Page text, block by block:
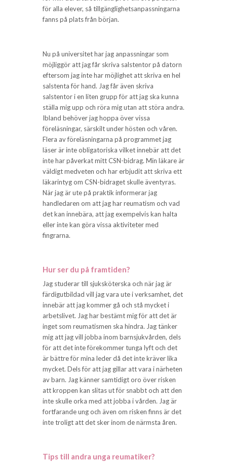
för alla elever, så tillgänglighetsanpassningarna
fanns på plats från början.
Nu på universitet har jag anpassningar som
möjliggör att jag får skriva salstentor på datorn
eftersom jag inte har möjlighet att skriva en hel
salstenta för hand. Jag får även skriva
salstentor i en liten grupp för att jag ska kunna
ställa mig upp och röra mig utan att störa andra.
Ibland behöver jag hoppa över vissa
föreläsningar, särskilt under hösten och våren.
Flera av föreläsningarna på programmet jag
läser är inte obligatoriska vilket innebär att det
inte har påverkat mitt CSN-bidrag. Min läkare är
väldigt medveten och har erbjudit att skriva ett
läkarintyg om CSN-bidraget skulle äventyras.
När jag är ute på praktik informerar jag
handledaren om att jag har reumatism och vad
det kan innebära, att jag exempelvis kan halta
eller inte kan göra vissa aktiviteter med
fingrarna.
Hur ser du på framtiden?
Jag studerar till sjuksköterska och när jag är
färdigutbildad vill jag vara ute i verksamhet, det
innebär att jag kommer gå och stå mycket i
arbetslivet. Jag har bestämt mig för att det är
inget som reumatismen ska hindra. Jag tänker
mig att jag vill jobba inom barnsjukvården, dels
för att det inte förekommer tunga lyft och det
är bättre för mina leder då det inte kräver lika
mycket. Dels för att jag gillar att vara i närheten
av barn. Jag känner samtidigt oro över risken
att kroppen kan slitas ut för snabbt och att den
inte skulle orka med att jobba i vården. Jag är
fortfarande ung och även om risken finns är det
inte troligt att det sker inom de närmsta åren.
Tips till andra unga reumatiker?